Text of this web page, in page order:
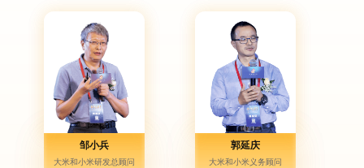
邹小兵
大米和小米研发总顾问
郭延庆
大米和小米义务顾问